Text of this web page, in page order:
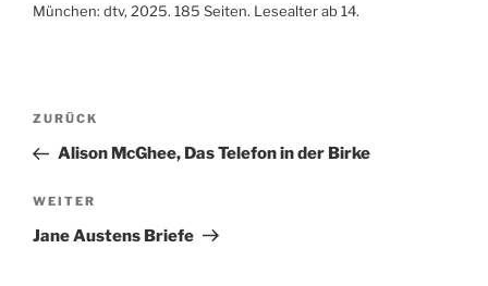
München: dtv, 2025. 185 Seiten. Lesealter ab 14.
Beitragsnavigation
Vorheriger
Beitrag
ZURÜCK
Alison McGhee, Das Telefon in der Birke
Nächster
Beitrag
WEITER
Jane Austens Briefe